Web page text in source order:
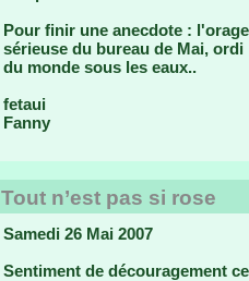
Pour finir une anecdote :
sérieuse du bureau de Mai,
du monde sous les eaux..
fetaui
Fanny
Tout n’est pas si rose
Samedi 26 Mai 2007
Sentiment de découragement